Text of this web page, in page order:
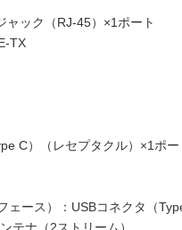
ック（RJ-45）×1ポート
TX
C）（レセプタクル）×1ポー
ェース）：USBコネクタ（
ナ（2ストリーム）